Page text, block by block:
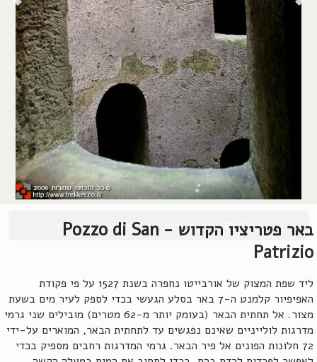
באר פטריציו הקדוש - Pozzo di San
Patrizio
ליד שפת המצוק של אורבייטו נחפרה בשנת 1527 על פי פקודת
האפיפיור קלמנט ה-7 באר בסלע הגעשי בכדי לספק לעיר מים בשעת
מצור. אל תחתית הבאר (בעומק יותר מ-62 מטרים) מובילים שני גרמי
מדרגות לולייניים שאינם נפגשים עד לתחתית הבאר, המוארים על-ידי
72 חלונות הפונים אל פיר הבאר. גרמי המדרגות רחבים מספיק בכדי
© כל הזכויות שמורות, 2004-2026, אורן שץ